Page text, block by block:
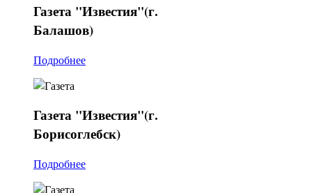
Газета "Известия"(г.
Балашов)
Подробнее
Газета "Известия"(г.
Борисоглебск)
Подробнее